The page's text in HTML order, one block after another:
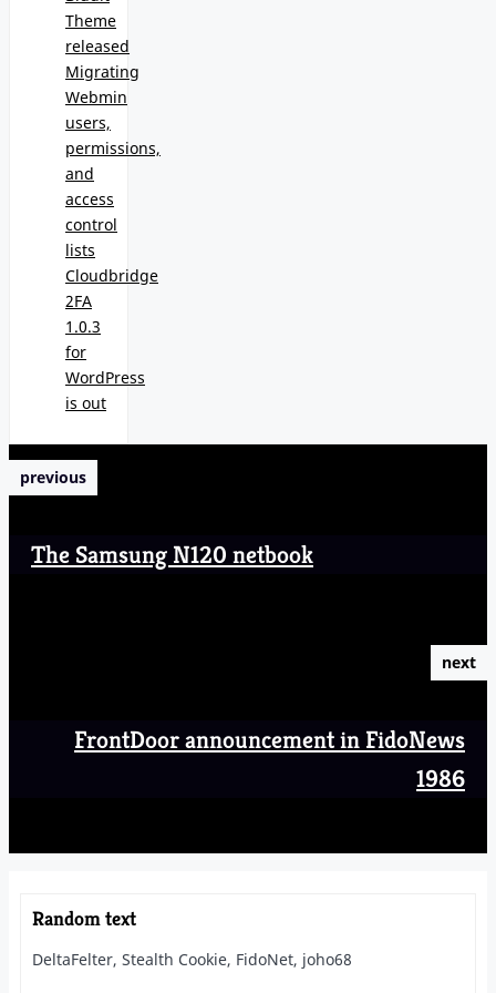
Theme
released
Migrating
Webmin
users,
permissions,
and
access
control
lists
Cloudbridge
2FA
1.0.3
for
WordPress
is out
previous
The Samsung N120 netbook
next
FrontDoor announcement in FidoNews
1986
Random text
DeltaFelter, Stealth Cookie, FidoNet, joho68